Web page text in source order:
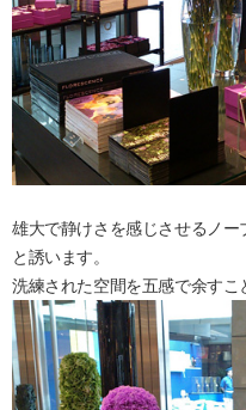
雄大で静けさを感じさせるノ
と誘います。
洗練された空間を五感で余すこ